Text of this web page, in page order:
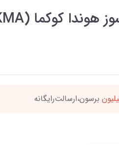
برسون،ارسالت‌رایگانه